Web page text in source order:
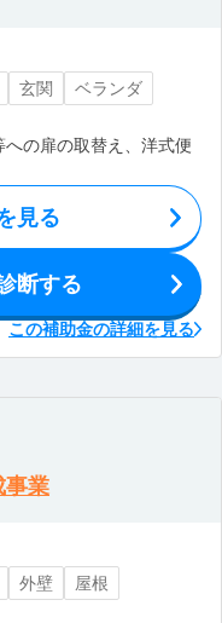
玄関
ベランダ
の扉の取替え、洋式便
見る
断する
この補助金の詳細を見る
事業
外壁
屋根